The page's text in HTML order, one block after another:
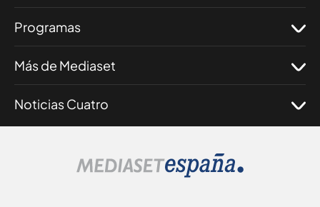
Programas
Más de Mediaset
Noticias Cuatro